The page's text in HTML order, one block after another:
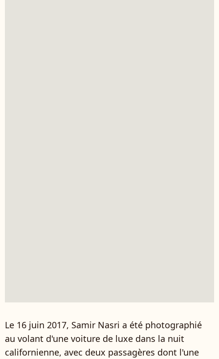
Le 16 juin 2017, Samir Nasri a été photographié
au volant d'une voiture de luxe dans la nuit
californienne, avec deux passagères dont l'une